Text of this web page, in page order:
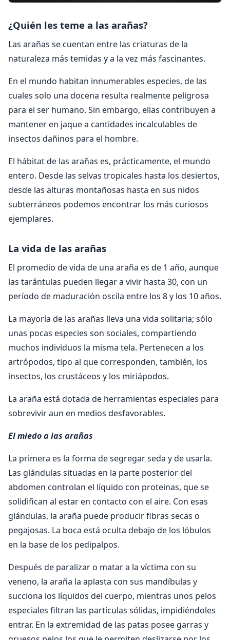
¿Quién les teme a las arañas?
Las arañas se cuentan entre las criaturas de la
naturaleza más temidas y a la vez más fascinantes.
En el mundo habitan innumerables especies, de las
cuales solo una docena resulta realmente peligrosa
para el ser humano. Sin embargo, ellas contribuyen a
mantener en jaque a cantidades incalculables de
insectos dañinos para el hombre.
El hábitat de las arañas es, prácticamente, el mundo
entero. Desde las selvas tropicales hasta los desiertos,
desde las alturas montañosas hasta en sus nidos
subterráneos podemos encontrar los más curiosos
ejemplares.
La vida de las arañas
El promedio de vida de una araña es de 1 año, aunque
las tarántulas pueden llegar a vivir hasta 30, con un
período de maduración oscila entre los 8 y los 10 años.
La mayoría de las arañas lleva una vida solitaria; sólo
unas pocas especies son sociales, compartiendo
muchos individuos la misma tela. Pertenecen a los
artrópodos, tipo al que corresponden, también, los
insectos, los crustáceos y los miriápodos.
La araña está dotada de herramientas especiales para
sobrevivir aun en medios desfavorables.
El miedo a las arañas
La primera es la forma de segregar seda y de usarla.
Las glándulas situadas en la parte posterior del
abdomen controlan el líquido con proteinas, que se
solidifican al estar en contacto con el aire. Con esas
glándulas, la araña puede producir fibras secas o
pegajosas. La boca está oculta debajo de los lóbulos
en la base de los pedipalpos.
Después de paralizar o matar a la víctima con su
veneno, la araña la aplasta con sus mandíbulas y
succiona los líquidos del cuerpo, mientras unos pelos
especiales filtran las partículas sólidas, impidiéndoles
entrar. En la extremidad de las patas posee garras y